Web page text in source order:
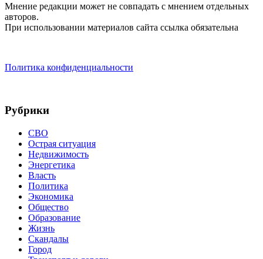
Мнение редакции может не совпадать с мнением отдельных
авторов.
При использовании материалов сайта ссылка обязательна
Политика конфиденциальности
Рубрики
СВО
Острая ситуация
Недвижимость
Энергетика
Власть
Политика
Экономика
Общество
Образование
Жизнь
Скандалы
Город